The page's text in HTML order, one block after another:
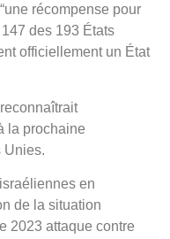
récompense pour
des 193 États
officiellement un État
la prochaine
Unies.
en
de la situation
2023 attaque contre